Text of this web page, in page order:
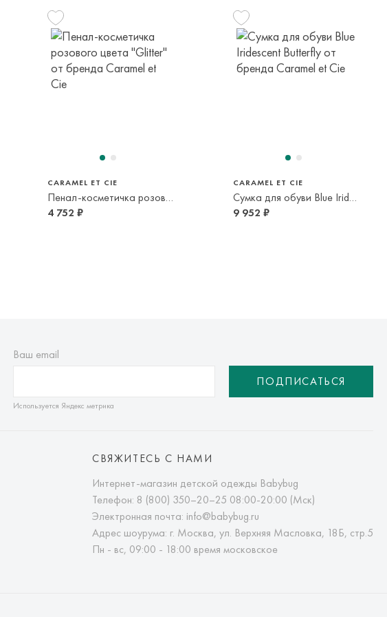
или в пункт самовывоза транспортной компании. Доставка осуществляется в
срок и по тарифам транспортной компании.
Оплата осуществляется онлайн банковскими картами Visa, Mastercard, МИР,
Система быстрых платежей (СБП)
CARAMEL ET CIE
Пенал-косметичка розового цвета "Glitter"
4 752 ₽
CARAMEL ET CIE
Сумка для обуви Blue Iridescent Butterfly
9 952 ₽
Ваш email
Используется Яндекс метрика
ПОДПИСАТЬСЯ
СВЯЖИТЕСЬ С НАМИ
Интернет-магазин детской одежды Babybug
Телефон: 8 (800) 350–20–25 08:00-20:00 (Мск)
Электронная почта: info@babybug.ru
Адрес шоурума: г. Москва, ул. Верхняя Масловка, 18Б, стр.5
Пн - вс, 09:00 - 18:00 время московское